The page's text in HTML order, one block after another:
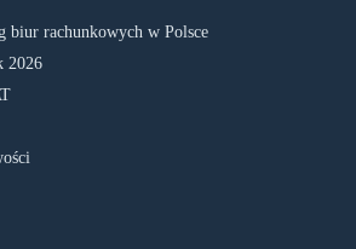
biur rachunkowych w Polsce
2026